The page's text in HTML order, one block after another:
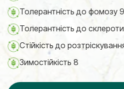
Толерантність до фомозу 9
Толерантність до
Стійкість до
Зимостійкість 8